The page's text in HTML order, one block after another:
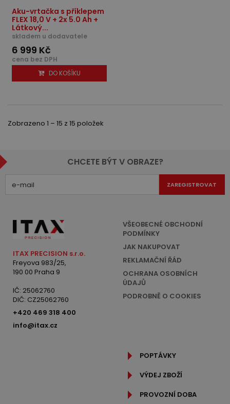
Aku-vrtačka s příklepem
FLEX 18,0 V + 2x 5.0 Ah +
Látkový...
skladem u dodavatele
6 999 Kč
cena bez DPH
DO KOŠÍKU
Zobrazeno 1 – 15 z 15 položek
CHCETE BÝT V OBRAZE?
ZAREGISTROVAT
ITAX PRECISION s.r.o.
Freyova 983/25,
190 00 Praha 9
IČ: 25062760
DIČ: CZ25062760
+420 469 318 400
info@itax.cz
VŠEOBECNÉ OBCHODNÍ
PODMÍNKY
JAK NAKUPOVAT
REKLAMAČNÍ ŘÁD
OCHRANA OSOBNÍCH
ÚDAJŮ
PODROBNĚ O COOKIES
POPTÁVKY
VÝDEJ ZBOŽÍ
PROVOZNÍ DOBA